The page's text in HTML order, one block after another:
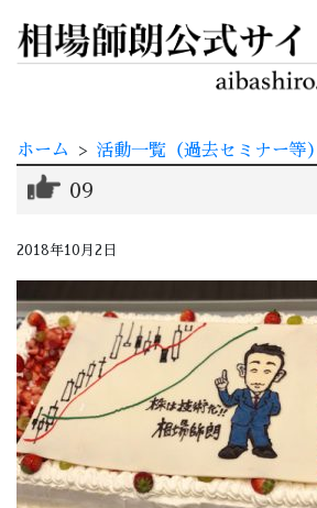
ホーム > 活動一覧（過去セミナー等）
09
2018年10月2日